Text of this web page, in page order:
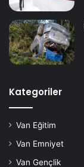
Kategoriler
Van Eğitim
Van Emniyet
Van Gençlik